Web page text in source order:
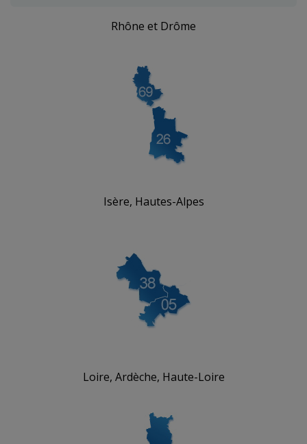
Rhône et Drôme
Isère, Hautes-Alpes
Loire, Ardèche, Haute-Loire